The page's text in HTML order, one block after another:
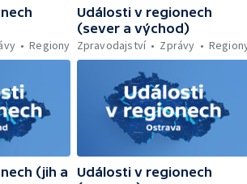
Regiony
Události v regionech
(sever a východ)
Zpravodajství
Zprávy
(jih a
Události v regionech